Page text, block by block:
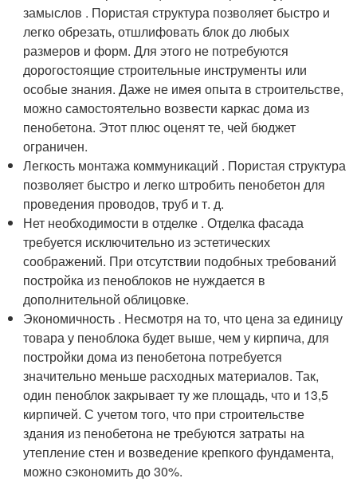
замыслов . Пористая структура позволяет быстро и
легко обрезать, отшлифовать блок до любых
размеров и форм. Для этого не потребуются
дорогостоящие строительные инструменты или
особые знания. Даже не имея опыта в строительстве,
можно самостоятельно возвести каркас дома из
пенобетона. Этот плюс оценят те, чей бюджет
ограничен.
Легкость монтажа коммуникаций . Пористая структура
позволяет быстро и легко штробить пенобетон для
проведения проводов, труб и т. д.
Нет необходимости в отделке . Отделка фасада
требуется исключительно из эстетических
соображений. При отсутствии подобных требований
постройка из пеноблоков не нуждается в
дополнительной облицовке.
Экономичность . Несмотря на то, что цена за единицу
товара у пеноблока будет выше, чем у кирпича, для
постройки дома из пенобетона потребуется
значительно меньше расходных материалов. Так,
один пеноблок закрывает ту же площадь, что и 13,5
кирпичей. С учетом того, что при строительстве
здания из пенобетона не требуются затраты на
утепление стен и возведение крепкого фундамента,
можно сэкономить до 30%.